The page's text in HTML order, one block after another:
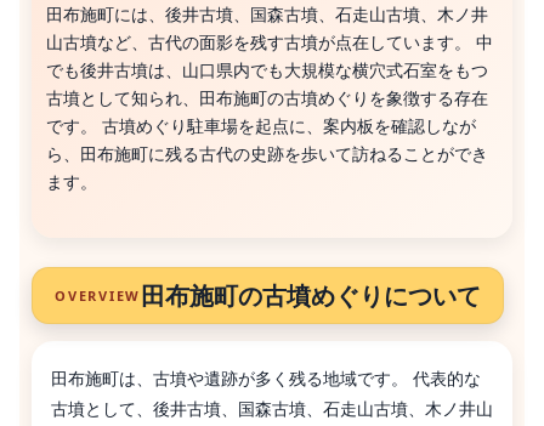
田布施町には、後井古墳、国森古墳、石走山古墳、木ノ井
山古墳など、古代の面影を残す古墳が点在しています。 中
でも後井古墳は、山口県内でも大規模な横穴式石室をもつ
古墳として知られ、田布施町の古墳めぐりを象徴する存在
です。 古墳めぐり駐車場を起点に、案内板を確認しなが
ら、田布施町に残る古代の史跡を歩いて訪ねることができ
ます。
OVERVIEW 田布施町の古墳めぐりについて
田布施町は、古墳や遺跡が多く残る地域です。 代表的な
古墳として、後井古墳、国森古墳、石走山古墳、木ノ井山